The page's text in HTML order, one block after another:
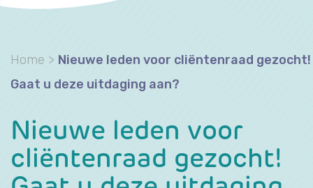
Home > Nieuwe leden voor cliëntenraad gezocht!
Gaat u deze uitdaging aan?
Nieuwe leden voor
cliëntenraad gezocht!